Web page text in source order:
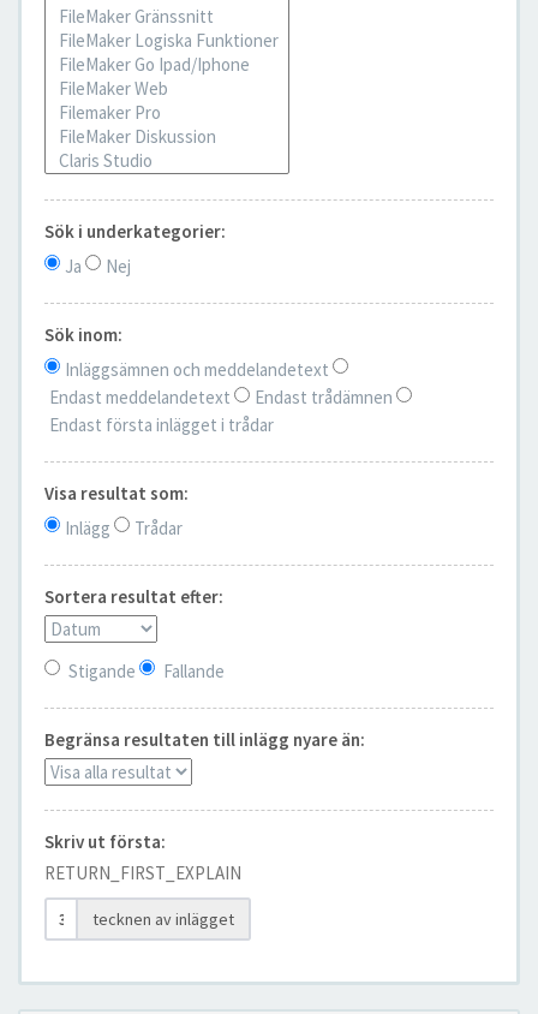
Sök i underkategorier:
Ja
Nej
Sök inom:
Inläggsämnen och meddelandetext
Endast meddelandetext
Endast trådämnen
Endast första inlägget i trådar
Visa resultat som:
Inlägg
Trådar
Sortera resultat efter:
Stigande Fallande
Begränsa resultaten till inlägg nyare än:
Skriv ut första:
RETURN_FIRST_EXPLAIN
tecknen av inlägget